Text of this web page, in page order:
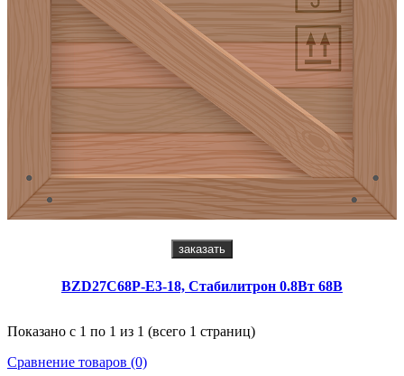
заказать
BZD27C68P-E3-18, Стабилитрон 0.8Вт 68В
Показано с 1 по 1 из 1 (всего 1 страниц)
Сравнение товаров (0)